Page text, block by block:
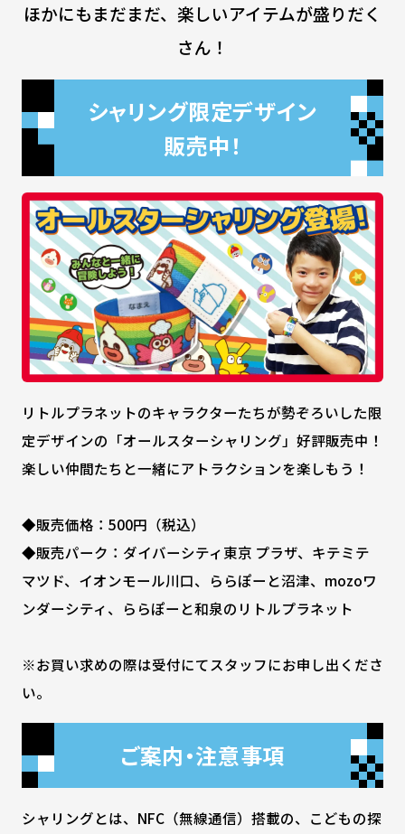
ほかにもまだまだ、楽しいアイテムが盛りだく
さん！
シャリング限定デザイン
販売中！
リトルプラネットのキャラクターたちが勢ぞろいした限
定デザインの「オールスターシャリング」好評販売中！
楽しい仲間たちと一緒にアトラクションを楽しもう！
◆販売価格：500円（税込）
◆販売パーク：ダイバーシティ東京 プラザ、キテミテ
マツド、イオンモール川口、ららぽーと沼津、mozoワ
ンダーシティ、ららぽーと和泉のリトルプラネット
※お買い求めの際は受付にてスタッフにお申し出くださ
い。
ご案内・注意事項
シャリングとは、NFC（無線通信）搭載の、こどもの探